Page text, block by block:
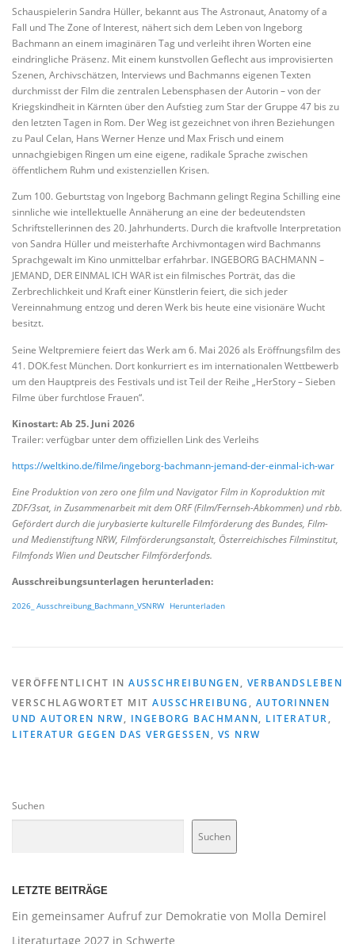
Schauspielerin Sandra Hüller, bekannt aus The Astronaut, Anatomy of a
Fall und The Zone of Interest, nähert sich dem Leben von Ingeborg
Bachmann an einem imaginären Tag und verleiht ihren Worten eine
eindringliche Präsenz. Mit einem kunstvollen Geflecht aus improvisierten
Szenen, Archivschätzen, Interviews und Bachmanns eigenen Texten
durchmisst der Film die zentralen Lebensphasen der Autorin – von der
Kriegskindheit in Kärnten über den Aufstieg zum Star der Gruppe 47 bis zu
den letzten Tagen in Rom. Der Weg ist gezeichnet von ihren Beziehungen
zu Paul Celan, Hans Werner Henze und Max Frisch und einem
unnachgiebigen Ringen um eine eigene, radikale Sprache zwischen
öffentlichem Ruhm und existenziellen Krisen.
Zum 100. Geburtstag von Ingeborg Bachmann gelingt Regina Schilling eine
sinnliche wie intellektuelle Annäherung an eine der bedeutendsten
Schriftstellerinnen des 20. Jahrhunderts. Durch die kraftvolle Interpretation
von Sandra Hüller und meisterhafte Archivmontagen wird Bachmanns
Sprachgewalt im Kino unmittelbar erfahrbar. INGEBORG BACHMANN –
JEMAND, DER EINMAL ICH WAR ist ein filmisches Porträt, das die
Zerbrechlichkeit und Kraft einer Künstlerin feiert, die sich jeder
Vereinnahmung entzog und deren Werk bis heute eine visionäre Wucht
besitzt.
Seine Weltpremiere feiert das Werk am 6. Mai 2026 als Eröffnungsfilm des
41. DOK.fest München. Dort konkurriert es im internationalen Wettbewerb
um den Hauptpreis des Festivals und ist Teil der Reihe „HerStory – Sieben
Filme über furchtlose Frauen“.
Kinostart: Ab 25. Juni 2026
Trailer: verfügbar unter dem offiziellen Link des Verleihs
https://weltkino.de/filme/ingeborg-bachmann-jemand-der-einmal-ich-war
Eine Produktion von zero one film und Navigator Film in Koproduktion mit
ZDF/3sat, in Zusammenarbeit mit dem ORF (Film/Fernseh-Abkommen) und rbb.
Gefördert durch die jurybasierte kulturelle Filmförderung des Bundes, Film-
und Medienstiftung NRW, Filmförderungsanstalt, Österreichisches Filminstitut,
Filmfonds Wien und Deutscher Filmförderfonds.
Ausschreibungsunterlagen herunterladen:
2026_ Ausschreibung_Bachmann_VSNRW Herunterladen
VERÖFFENTLICHT IN AUSSCHREIBUNGEN, VERBANDSLEBEN
VERSCHLAGWORTET MIT AUSSCHREIBUNG , AUTORINNEN
UND AUTOREN NRW, INGEBORG BACHMANN, LITERATUR,
LITERATUR GEGEN DAS VERGESSEN, VS NRW
Suchen
Suchen
LETZTE BEITRÄGE
Ein gemeinsamer Aufruf zur Demokratie von Molla Demirel
Literaturtage 2027 in Schwerte